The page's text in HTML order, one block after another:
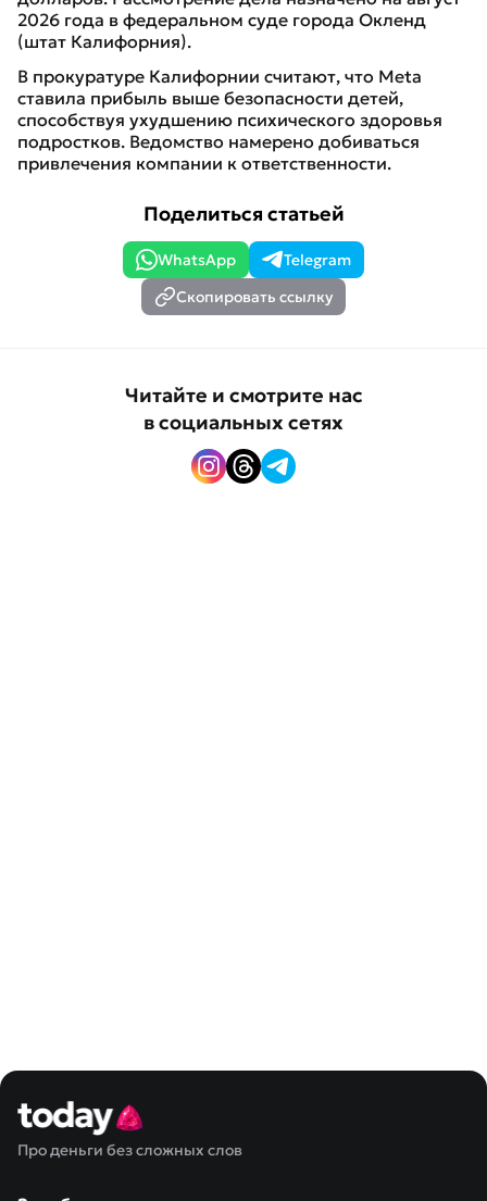
2026 года в федеральном суде города Окленд
(штат Калифорния).
В прокуратуре Калифорнии считают, что Meta
ставила прибыль выше безопасности детей,
способствуя ухудшению психического здоровья
подростков. Ведомство намерено добиваться
привлечения компании к ответственности.
Поделиться статьей
WhatsApp
Telegram
Скопировать ссылку
Читайте и смотрите нас
в социальных сетях
Про деньги без сложных слов